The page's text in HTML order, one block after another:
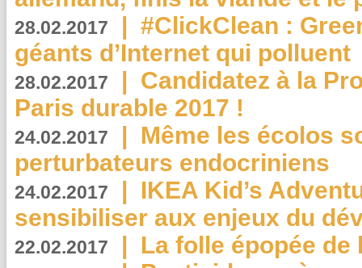
28.02.2017 | #ClickClean :
géants d’Internet qui polluent
28.02.2017 | Candidatez à la
Paris durable 2017 !
24.02.2017 | Même les écolos
perturbateurs endocriniens
24.02.2017 | IKEA Kid’s
sensibiliser aux enjeux du
22.02.2017 | La folle épopée de